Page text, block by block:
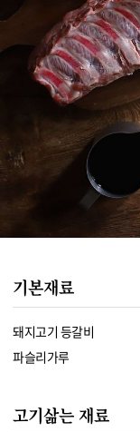
기본재료
돼지고기 등갈비
파슬리가루
고기삶는 재료